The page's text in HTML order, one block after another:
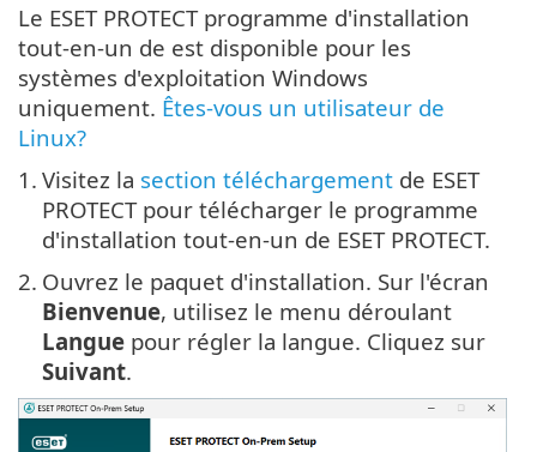
Le ESET PROTECT programme d'installation
tout-en-un de est disponible pour les
systèmes d'exploitation Windows
uniquement. Êtes-vous un utilisateur de
Linux?
1. Visitez la section téléchargement de ESET
PROTECT pour télécharger le programme
d'installation tout-en-un de ESET PROTECT.
2. Ouvrez le paquet d'installation. Sur l'écran
Bienvenue, utilisez le menu déroulant
Langue pour régler la langue. Cliquez sur
Suivant.